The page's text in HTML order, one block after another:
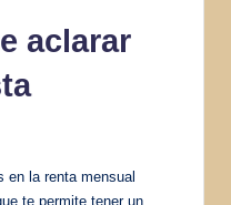
aclarar
en la renta mensual
te permite tener un